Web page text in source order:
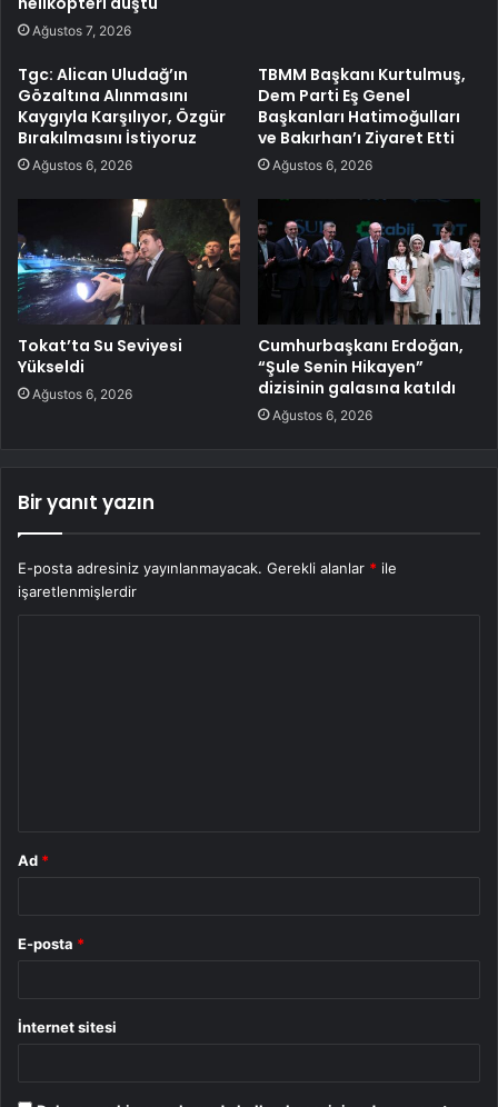
Ağustos 7, 2026
Tgc: Alican Uludağ’ın
Gözaltına Alınmasını
Kaygıyla Karşılıyor, Özgür
Bırakılmasını İstiyoruz
Ağustos 6, 2026
TBMM Başkanı Kurtulmuş,
Dem Parti Eş Genel
Başkanları Hatimoğulları
ve Bakırhan’ı Ziyaret Etti
Ağustos 6, 2026
Tokat’ta Su Seviyesi
Yükseldi
Ağustos 6, 2026
Cumhurbaşkanı Erdoğan,
“Şule Senin Hikayen”
dizisinin galasına katıldı
Ağustos 6, 2026
Bir yanıt yazın
E-posta adresiniz yayınlanmayacak. Gerekli alanlar * ile
işaretlenmişlerdir
Ad *
E-posta *
İnternet sitesi